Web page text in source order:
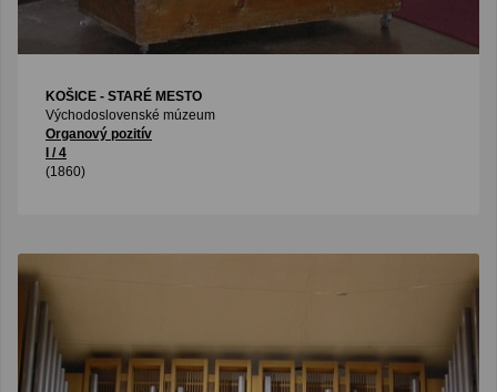
KOŠICE - STARÉ MESTO
Východoslovenské múzeum
Organový pozitív
I / 4
(1860)